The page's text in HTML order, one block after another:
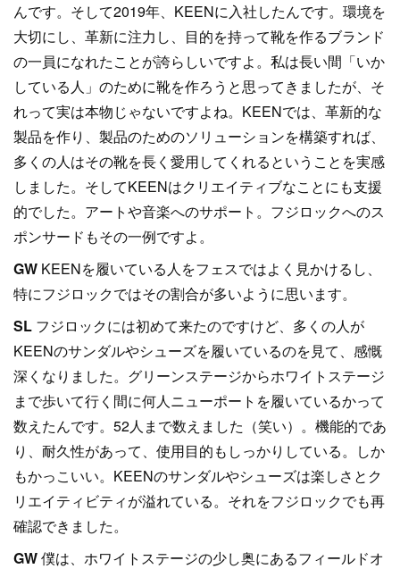
んです。そして2019年、KEENに入社したんです。環境を
大切にし、革新に注力し、目的を持って靴を作るブランド
の一員になれたことが誇らしいですよ。私は長い間「いか
している人」のために靴を作ろうと思ってきましたが、そ
れって実は本物じゃないですよね。KEENでは、革新的な
製品を作り、製品のためのソリューションを構築すれば、
多くの人はその靴を長く愛用してくれるということを実感
しました。そしてKEENはクリエイティブなことにも支援
的でした。アートや音楽へのサポート。フジロックへのス
ポンサードもその一例ですよ。
GW KEENを履いている人をフェスではよく見かけるし、
特にフジロックではその割合が多いように思います。
SL フジロックには初めて来たのですけど、多くの人が
KEENのサンダルやシューズを履いているのを見て、感慨
深くなりました。グリーンステージからホワイトステージ
まで歩いて行く間に何人ニューポートを履いているかって
数えたんです。52人まで数えました（笑い）。機能的であ
り、耐久性があって、使用目的もしっかりしている。しか
もかっこいい。KEENのサンダルやシューズは楽しさとク
リエイティビティが溢れている。それをフジロックでも再
確認できました。
GW僕は、ホワイトステージの少し奥にあるフィールドオ